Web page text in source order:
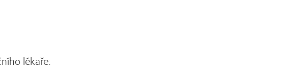
lékaře: